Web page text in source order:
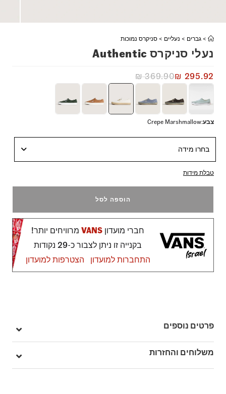
> גברים > נעליים > סניקרס נמוכות
נעלי סניקרס Authentic
₪369.90₪ 295.92
צבע:
Crepe Marshmallow
בחרו מידה
טבלת מידות
הוספה לסל
חברי מועדון VANSמרוויחים יותר!
בקנייה זו ניתן לצבור כ-29 נקודות
התחברות למועדון
הצטרפות למועדון
פרטים נוספים
מק"ט: V00D7YCD3
משלוחים והחזרות